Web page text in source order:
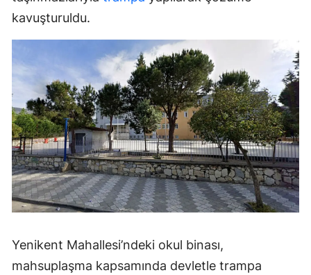
kavuşturuldu.
Yenikent Mahallesi’ndeki okul binası,
mahsuplaşma kapsamında devletle trampa